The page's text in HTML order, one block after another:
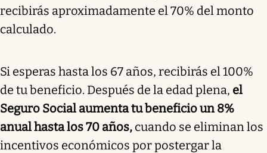
recibirás aproximadamente el 70% del monto
calculado.
Si esperas hasta los 67 años, recibirás el 100%
de tu beneficio. Después de la edad plena, el
Seguro Social aumenta tu beneficio un 8%
anual hasta los 70 años, cuando se eliminan los
incentivos económicos por postergar la